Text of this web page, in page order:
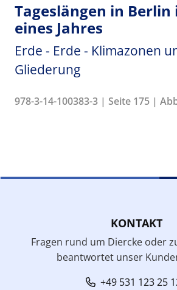
Tageslängen in
eines Jahres
Erde - Erde - Klimazonen
Gliederung
978-3-14-100383-3 | Seite 175 |
KONTAKT
Fragen rund um Diercke oder
beantwortet unser
+49 531 123 25